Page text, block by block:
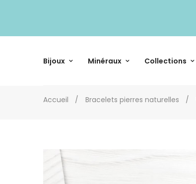
Bijoux Minéraux Collections
Accueil Bracelets pierres naturelles